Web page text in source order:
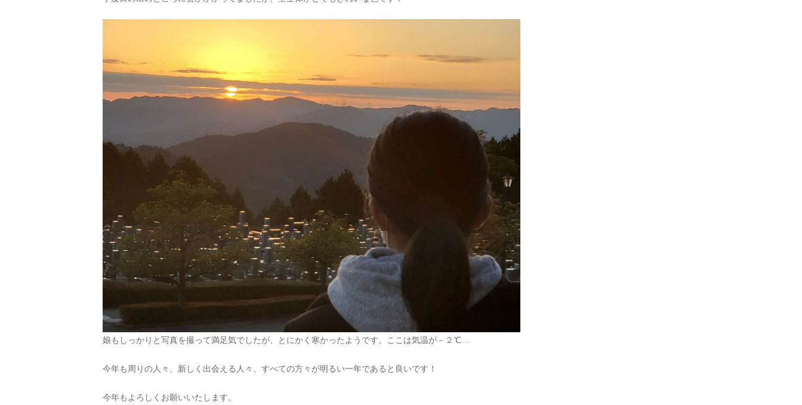
娘もしっかりと写真を撮って満足気でしたが、とにかく寒かったようです。ここは気温が－２℃…
今年も周りの人々、新しく出会える人々、すべての方々が明るい一年であると良いです！
今年もよろしくお願いいたします。